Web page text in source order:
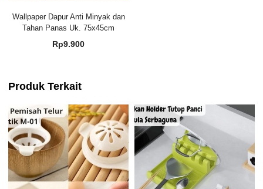
Wallpaper Dapur Anti Minyak dan
Tahan Panas Uk. 75x45cm
Rp9.900
Produk Terkait